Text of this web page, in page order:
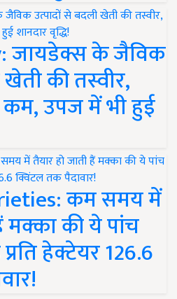
जायडेक्स के जैविक
की तस्वीर,
उपज में भी हुई
कम समय में
मक्का की ये पांच
हेक्टेयर 126.6